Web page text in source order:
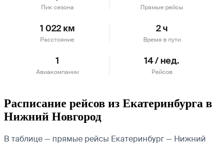
Пик сезона Прямые рейсы
1 022 км
Расстояние
2 ч
Время в пути
1
Авиакомпании
14 / нед.
Рейсов
Расписание рейсов из Екатеринбурга в
Нижний Новгород
В таблице — прямые рейсы Екатеринбург — Нижний